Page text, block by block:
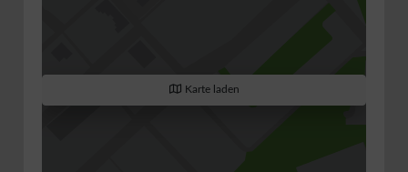
Karte laden